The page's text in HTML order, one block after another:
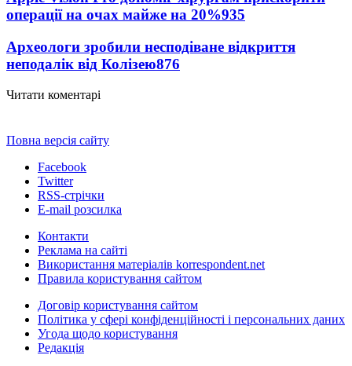
операції на очах майже на 20%935
Археологи зробили несподіване відкриття
неподалік від Колізею876
Читати коментарі
Повна версія сайту
Facebook
Twitter
RSS-стрічки
E-mail розсилка
Контакти
Реклама на сайті
Використання матеріалів korrespondent.net
Правила користування сайтом
Договір користування сайтом
Політика у сфері конфіденційності і персональних даних
Угода щодо користування
Редакція